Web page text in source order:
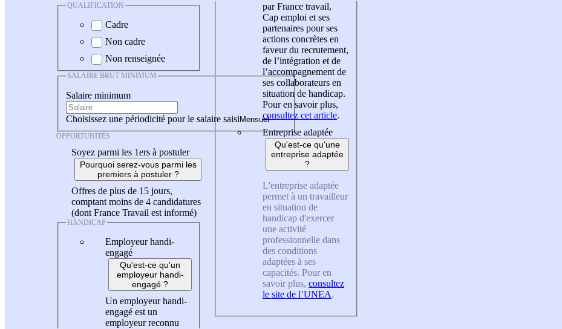
QUALIFICATION
Cadre
Non cadre
Non renseignée
SALAIRE BRUT MINIMUM
Salaire minimum
Choisissez une périodicité pour le salaire saisi
OPPORTUNITÉS
Soyez parmi les 1ers à postuler
Pourquoi serez-vous parmi les
premiers à postuler ?
Offres de plus de 15 jours,
comptant moins de 4 candidatures
(dont France Travail est informé)
HANDICAP
Employeur handi-
engagé
Qu'est-ce qu'un
employeur handi-
engagé ?
Un employeur handi-
engagé est un
employeur reconnu
par France travail,
Cap emploi et ses
partenaires pour ses
actions concrètes en
faveur du recrutement,
de l’intégration et de
l’accompagnement de
ses collaborateurs en
situation de handicap.
Pour en savoir plus,
consultez cet article.
Entreprise adaptée
Qu'est-ce qu'une
entreprise adaptée
?
L'entreprise adaptée
permet à un travailleur
en situation de
handicap d'exercer
une activité
professionnelle dans
des conditions
adaptées à ses
capacités. Pour en
savoir plus, consultez
le site de l’UNEA.